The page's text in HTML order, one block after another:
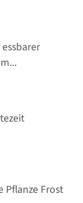
Pflanze Frost